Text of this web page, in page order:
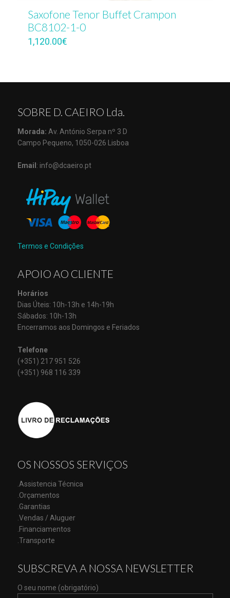
Saxofone Tenor Buffet Crampon
BC8102-1-0
1,120.00€
SOBRE D. CAEIRO Lda.
Morada: Av. António Serpa nº 3 D
Campo Pequeno, 1050-026 Lisboa
Email : info@dcaeiro.pt
Termos e Condições
APOIO AO CLIENTE
Horários
Dias Úteis: 10h-13h e 14h-19h
Sábados: 10h-13h
Encerramos aos Domingos e Feriados
Telefone
(+351) 217 951 526
(+351) 968 116 339
OS NOSSOS SERVIÇOS
.Assistencia Técnica
.Orçamentos
.Garantias
.Vendas / Aluguer
.Financiamentos
.Transporte
SUBSCREVA A NOSSA NEWSLETTER
O seu nome (obrigatório)